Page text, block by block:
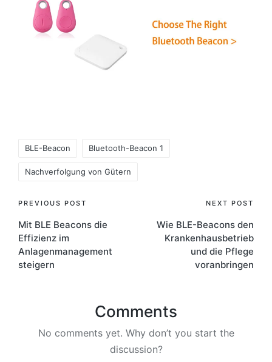
BLE-Beacon Bluetooth-Beacon 1
Nachverfolgung von Gütern
Post
navigation
PREVIOUS POST
Mit BLE Beacons die
Effizienz im
Anlagenmanagement
steigern
NEXT POST
Wie BLE-Beacons den
Krankenhausbetrieb
und die Pflege
voranbringen
Comments
No comments yet. Why don’t you start the
discussion?